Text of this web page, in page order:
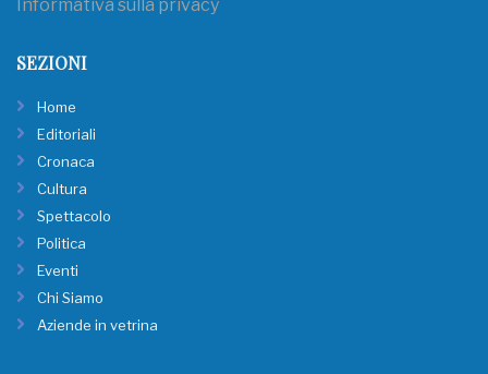
Informativa sulla privacy
SEZIONI
Home
Editoriali
Cronaca
Cultura
Spettacolo
Politica
Eventi
Chi Siamo
Aziende in vetrina